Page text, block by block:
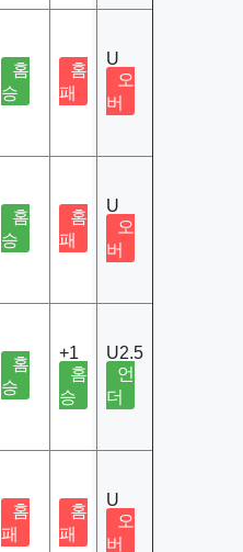
홈
승
홈
패
U
오
버
홈
승
홈
패
U
오
버
홈
승
+1
홈
승
U2.5
언
더
홈
패
홈
패
U
오
버